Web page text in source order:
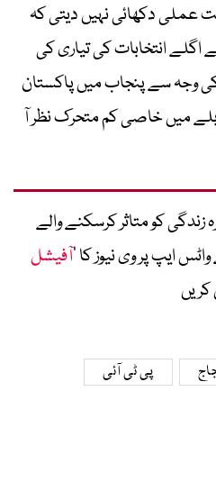
دکھائی نہیں دیتی کہ
انتخابات کی تیاری کی
وجہ سے پنجاب میں پاکستان
میں خاصی کم متحرک نظر آ
زندگی کو متاثر کرسکنے والے
ایپ پر وی نیوز کا ’آفیشل
کریں
پی ٹی آئی